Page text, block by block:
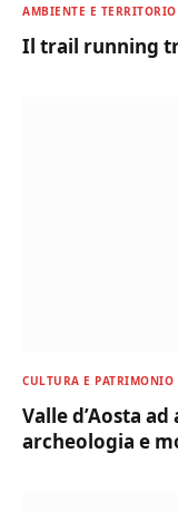
AMBIENTE E TERRITORIO
Il trail running
CULTURA E PATRIMONIO
Valle d’Aosta
archeologia e